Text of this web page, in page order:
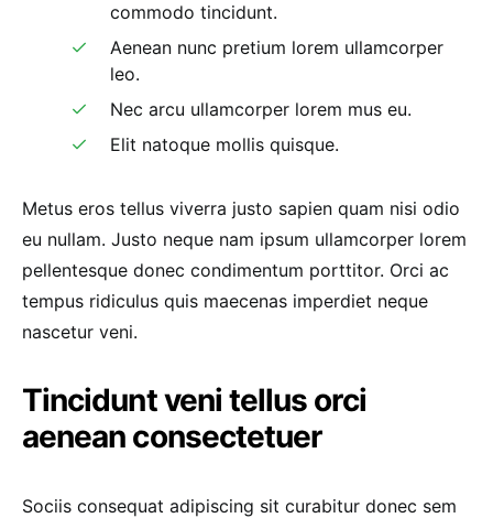
commodo tincidunt.
Aenean nunc pretium lorem ullamcorper
leo.
Nec arcu ullamcorper lorem mus eu.
Elit natoque mollis quisque.
Metus eros tellus viverra justo sapien quam nisi odio
eu nullam. Justo neque nam ipsum ullamcorper lorem
pellentesque donec condimentum porttitor. Orci ac
tempus ridiculus quis maecenas imperdiet neque
nascetur veni.
Tincidunt veni tellus orci
aenean consectetuer
Sociis consequat adipiscing sit curabitur donec sem